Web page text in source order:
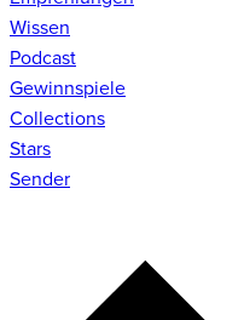
Wissen
Podcast
Gewinnspiele
Collections
Stars
Sender